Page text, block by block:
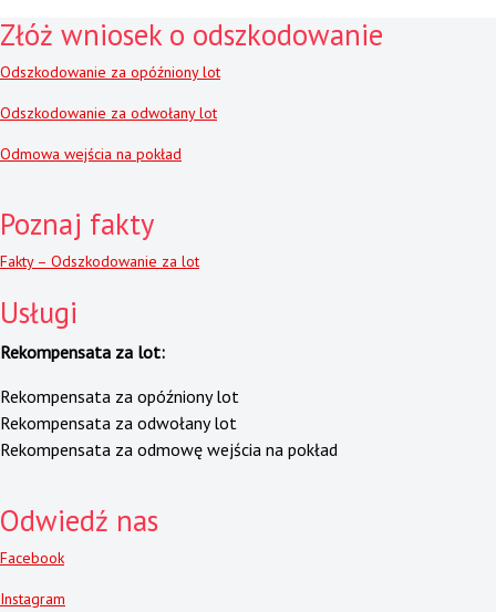
Złóż wniosek o odszkodowanie
Odszkodowanie za opóźniony lot
Odszkodowanie za odwołany lot
Odmowa wejścia na pokład
Poznaj fakty
Fakty – Odszkodowanie za lot
Usługi
Rekompensata za lot:
Rekompensata za opóźniony lot
Rekompensata za odwołany lot
Rekompensata za odmowę wejścia na pokład
Odwiedź nas
Facebook
Instagram